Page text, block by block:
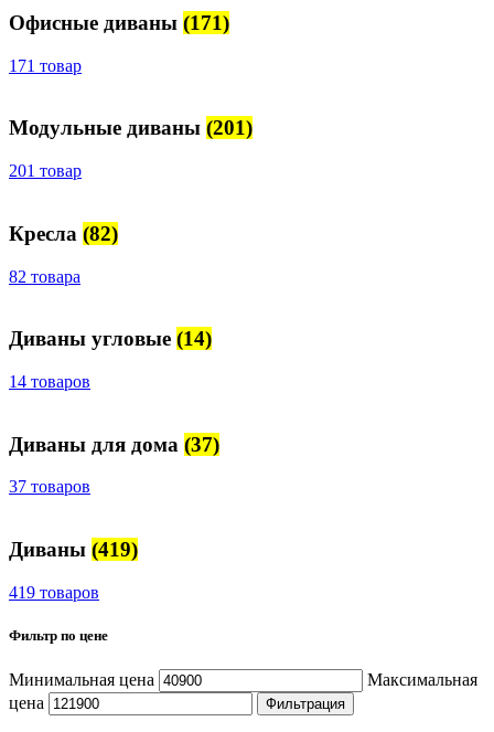
Офисные диваны (171)
171 товар
Модульные диваны (201)
201 товар
Кресла (82)
82 товара
Диваны угловые (14)
14 товаров
Диваны для дома (37)
37 товаров
Диваны (419)
419 товаров
Фильтр по цене
Минимальная цена
Максимальная
цена
Фильтрация